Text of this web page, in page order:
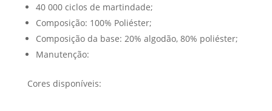
40 000 ciclos de martindade;
Composição: 100% Poliéster;
Composição da base: 20% algodão, 80% poliéster;
Manutenção:
Cores disponíveis: